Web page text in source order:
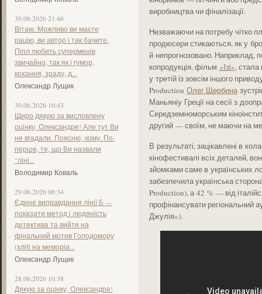
30.06.2026 21:46
Вітаю. Можливо ви маєте
рацію, ви автор і так бачите.
Піпл любить суперменів
звичайно, так як і гумор,
кохання, зраду, д...
Олександр Лущик
30.06.2026 16:43
Щиро дякую за висловлену
оцінку, Олександре! Але тут Ви
не вгадали. Поясню, чому. По-
перше, те, що Ви назвали
"ліні...
Володимир Коваль
29.06.2026 06:34
Єдине виправдання лінії Б —
показати метод і людяність
детектива та вийти на
фінальний мотив Голодомору
(хліб на меморіа...
Олександр Лущик
28.06.2026 10:38
Дякую за оцінку, Олександре!
виробництва чи фіналізації.
Незважаючи на потребу чітко
продюсери стикаються, як у
й непрогнозовано. Наприклад,
копродукція, фільм «Ізі», стала
у третій із зовсім іншого
Production Олег Щербина
Маньяніу Греції на сесії з
Середземноморським
другий — своїм, не маючи на
В результаті, зацікавлені в
кінофестивалі всіх деталей,
зйомками саме в українських
забезпечила українська
Production), а 42 % — від
профінансувати регіональний
Джулія»).